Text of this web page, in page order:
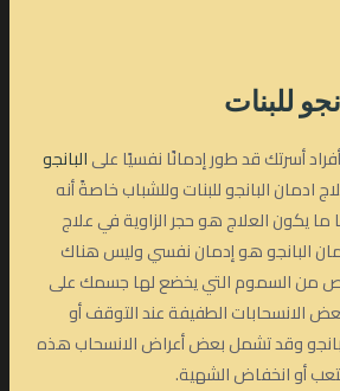
للبنات
أسرتك قد طور إدمانًا نفسيًا علىالبانجو
البانجو للبنات وللشباب خاصةً أنه
ما يكون العلاج هو حجر الزاوية في علاج
البانجو هو إدمان نفسي وليس هناك
من السموم التي يخضع لها جسمك على
الانسحابات الطفيفة عند التوقف أو
وقد تشمل بعض أعراض الانسحاب هذه
أو انخفاض الشهية.